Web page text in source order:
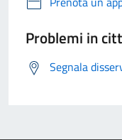
Problemi in
Segnala